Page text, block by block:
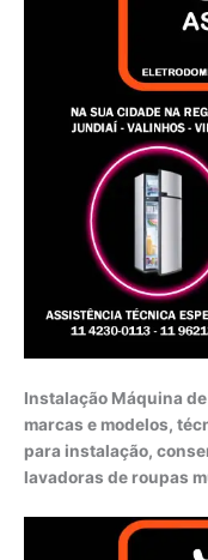
Instalação Máquina
marcas e modelos,
para instalação,
lavadoras de roupas